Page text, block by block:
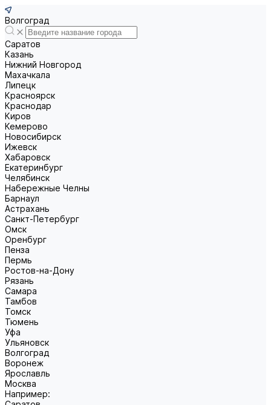
Волгоград
Саратов
Казань
Нижний Новгород
Махачкала
Липецк
Красноярск
Краснодар
Киров
Кемерово
Новосибирск
Ижевск
Хабаровск
Екатеринбург
Челябинск
Набережные Челны
Барнаул
Астрахань
Санкт-Петербург
Омск
Оренбург
Пенза
Пермь
Ростов-на-Дону
Рязань
Самара
Тамбов
Томск
Тюмень
Уфа
Ульяновск
Волгоград
Воронеж
Ярославль
Москва
Например: